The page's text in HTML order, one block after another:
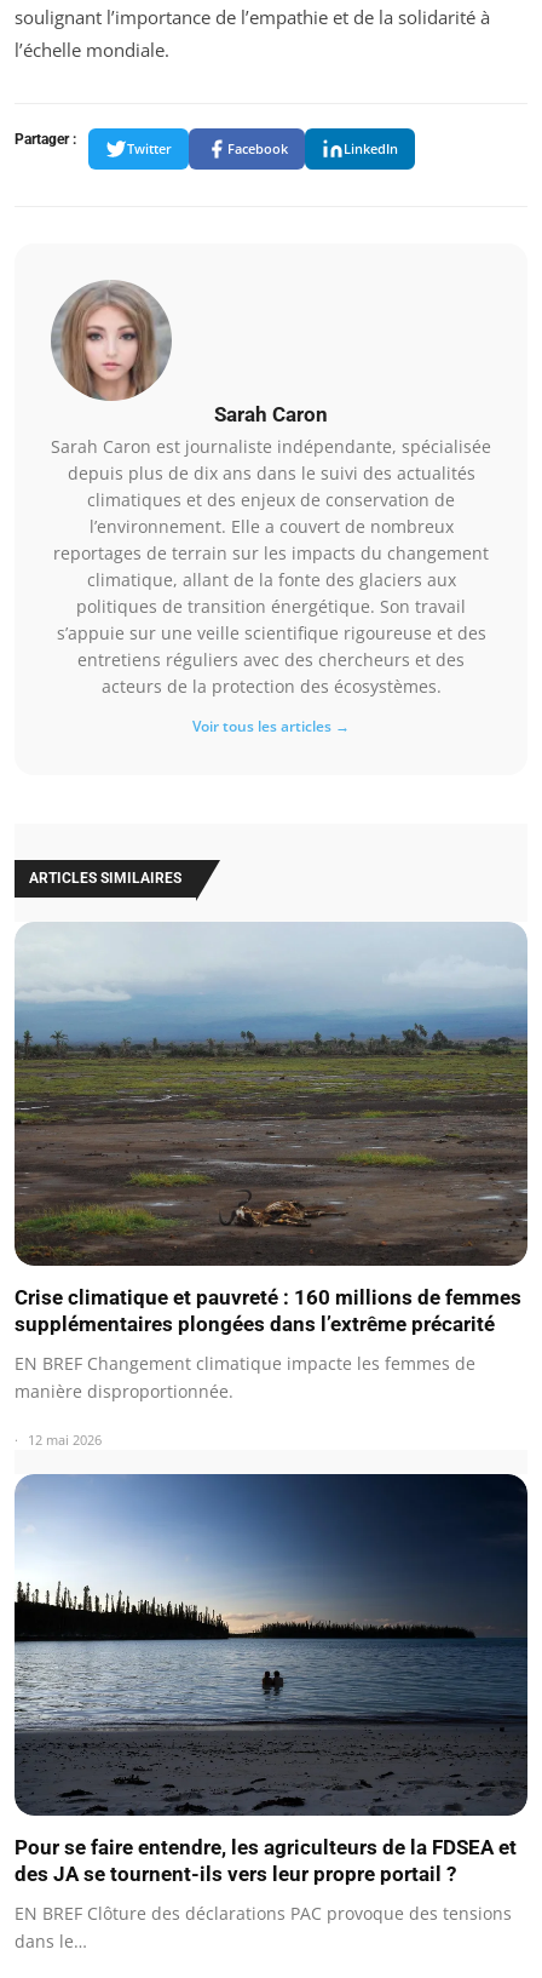
soulignant l’importance de l’empathie et de la solidarité à
l’échelle mondiale.
Partager :
Twitter Facebook LinkedIn
Sarah Caron
Sarah Caron est journaliste indépendante, spécialisée
depuis plus de dix ans dans le suivi des actualités
climatiques et des enjeux de conservation de
l’environnement. Elle a couvert de nombreux
reportages de terrain sur les impacts du changement
climatique, allant de la fonte des glaciers aux
politiques de transition énergétique. Son travail
s’appuie sur une veille scientifique rigoureuse et des
entretiens réguliers avec des chercheurs et des
acteurs de la protection des écosystèmes.
Voir tous les articles →
ARTICLES SIMILAIRES
Crise climatique et pauvreté : 160 millions de femmes
supplémentaires plongées dans l’extrême précarité
EN BREF Changement climatique impacte les femmes de
manière disproportionnée.
12 mai 2026
Pour se faire entendre, les agriculteurs de la FDSEA et
des JA se tournent-ils vers leur propre portail ?
EN BREF Clôture des déclarations PAC provoque des tensions
dans le…